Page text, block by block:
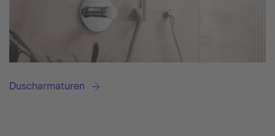
Duscharmaturen